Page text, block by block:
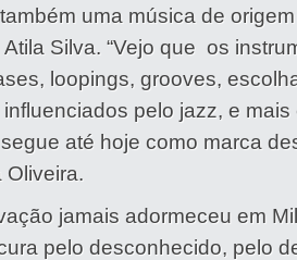
também uma música de
Silva. “Vejo que os
loopings, grooves,
pelo jazz, e
até hoje como marca
Oliveira.
jamais adormeceu em
pelo desconhecido, pelo